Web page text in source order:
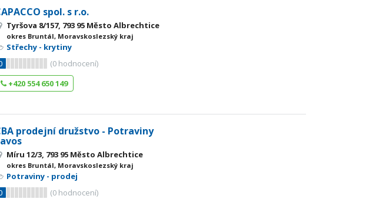
spol. s r.o.
Tyršova 8/157, 793 95 Město Albrechtice
okres Bruntál, Moravskoslezský kraj
Střechy - krytiny
(0 hodnocení)
+420 554 650 149
prodejní družstvo - Potraviny
Míru 12/3, 793 95 Město Albrechtice
okres Bruntál, Moravskoslezský kraj
Potraviny - prodej
(0 hodnocení)